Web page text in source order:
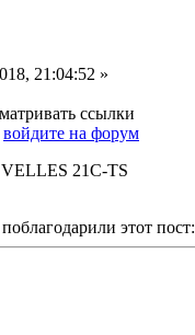
21:04:52 »
ссылки
войдите на форум
VELLES 21C-TS
этот пост: